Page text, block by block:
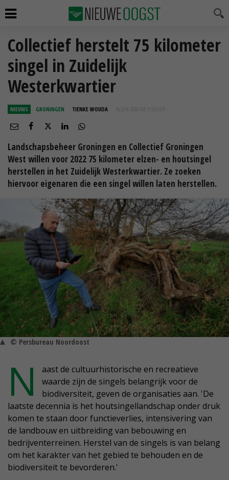
Collectief herstelt 75 kilometer
singel in Zuidelijk
Westerkwartier
NIEUWS GRONINGEN TIENKE WOUDA 16 JUN 2020 OM 17:01
Landschapsbeheer Groningen en Collectief Groningen
West willen voor 2022 75 kilometer elzen- en houtsingel
herstellen in het Zuidelijk Westerkwartier. Ze zoeken
hiervoor eigenaren die een singel willen laten herstellen.
© Persbureau Noordoost
N
aast de cultuurhistorische en recreatieve
waarde zijn de singels belangrijk voor de
biodiversiteit, geven de organisaties aan. 'De
laatste decennia is het houtsingellandschap onder druk
komen te staan door functieverlies, intensivering van
de landbouw en uitbreiding van bebouwing en
bedrijventerreinen. Herstel van de singels is van belang
om het karakter van het gebied te behouden en de
biodiversiteit te bevorderen.'